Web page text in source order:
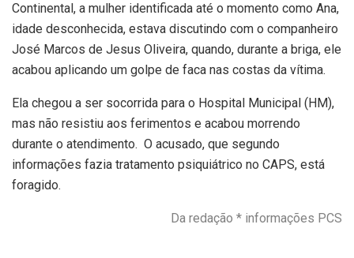
Continental, a mulher identificada até o momento como Ana,
idade desconhecida, estava discutindo com o companheiro
José Marcos de Jesus Oliveira, quando, durante a briga, ele
acabou aplicando um golpe de faca nas costas da vítima.
Ela chegou a ser socorrida para o Hospital Municipal (HM),
mas não resistiu aos ferimentos e acabou morrendo
durante o atendimento. O acusado, que segundo
informações fazia tratamento psiquiátrico no CAPS, está
foragido.
Da redação * informações PCS